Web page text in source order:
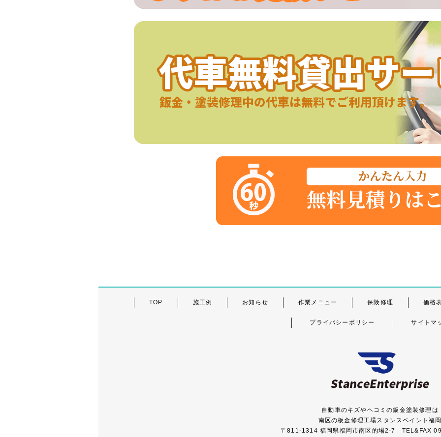
TOP 施工例 お知らせ 作業メニュー 保険修理 価格
プライバシーポリシー サイトマ
自動車のキズやヘコミの鈑金塗装修理は
南区の板金修理工場スタンスペイント福
〒811-1314 福岡県福岡市南区的場2-7 TEL&FAX